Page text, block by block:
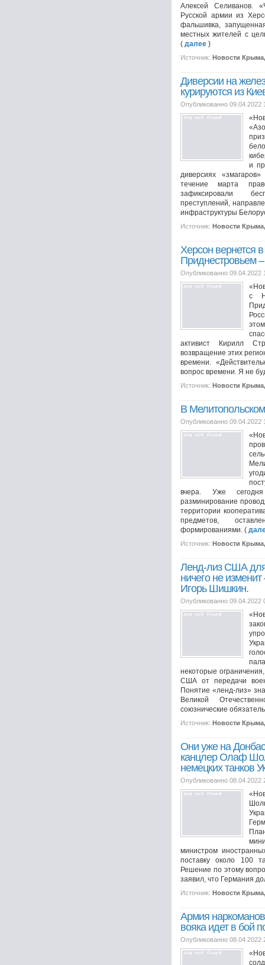
Алексей Селиванов.
Русской армии из
фальшивка,
местных жителей с
( далее )
Источник: Новости
Диверсии на
курируются из
Опубликованно 09.04.2022
и
диверсиях
течение марта
зафиксировали
преступлений,
инфраструктуры
Источник: Новости
Херсон вернется
Приднестровьем
Опубликованно 09.04.2022
с
активист Кирилл
возвращение этих
времени.
вопрос времени. Я не
Источник: Новости
В
Опубликованно 09.04.2022
вчера. Уже
разминирование
территории
предметов,
формированиями. (
Источник: Новости
Ленд-лиз США
ничего не
Игорь Шишкин.
Опубликованно 09.04.2022
некоторые
США от передачи
Понятие «ленд-лиз»
Великой
союзнические
Источник: Новости
Они уже на
канцлер Олаф
немецких танков
Опубликованно 08.04.2022
министром
поставку около 100
Решение по этому
заявил, что Германия
Источник: Новости
Армия
вояка идет в бой
Опубликованно 08.04.2022